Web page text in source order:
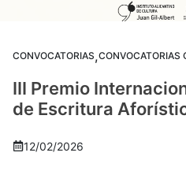
CONVOCATORIAS,CONVOCATORIAS
III Premio
de Escritura
12/02/2026